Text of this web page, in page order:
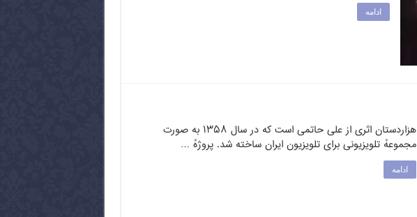
ادامه
هزاردستان اثری از علی حاتمی است که در سال ۱۳۵۸ به صورت
مجموعهٔ تلویزیونی برای تلویزیون ایران ساخته شد. پروژهٔ …
ادامه